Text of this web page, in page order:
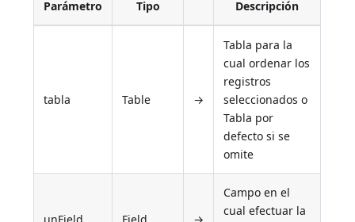
Parámetro Tipo Descripción
tabla Table →
Tabla para la
cual ordenar los
registros
seleccionados o
Tabla por
defecto si se
omite
Campo en el
cual efectuar la